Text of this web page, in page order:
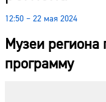
12:50 – 22 мая 2024
Музеи
программу
Курсы